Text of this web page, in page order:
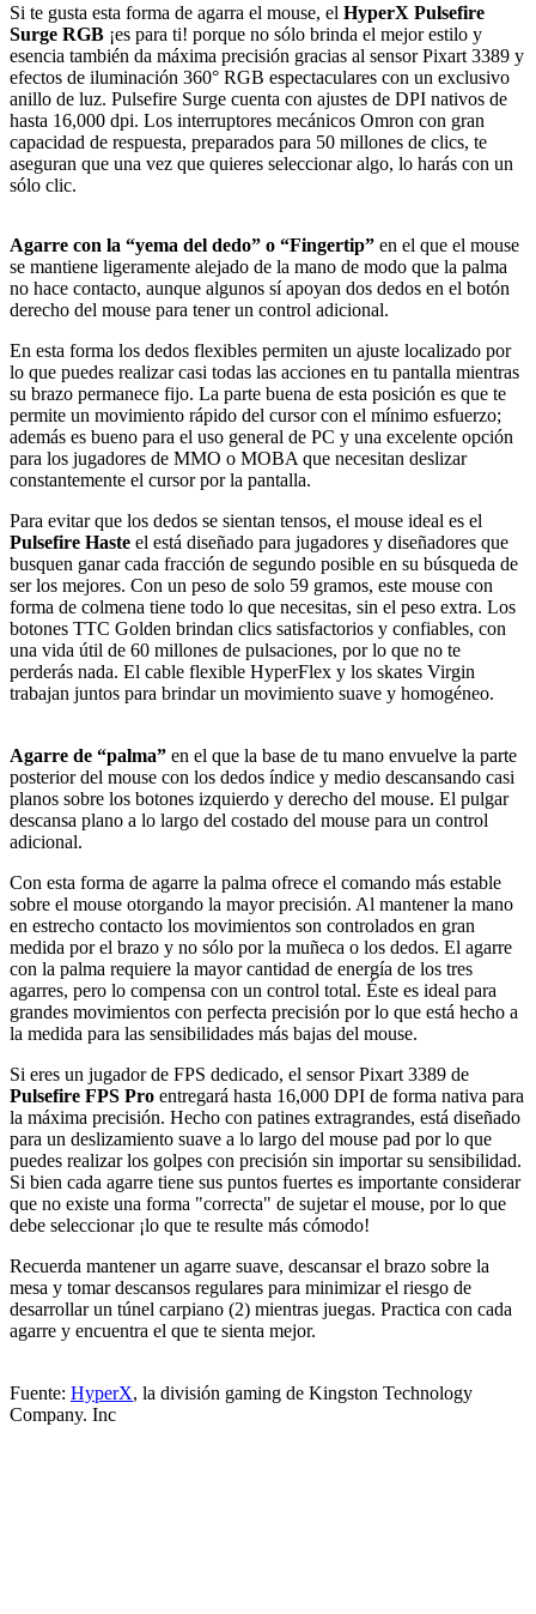
Si te gusta esta forma de agarra el mouse, el HyperX Pulsefire
Surge RGB ¡es para ti! porque no sólo brinda el mejor estilo y
esencia también da máxima precisión gracias al sensor Pixart 3389 y
efectos de iluminación 360° RGB espectaculares con un exclusivo
anillo de luz. Pulsefire Surge cuenta con ajustes de DPI nativos de
hasta 16,000 dpi. Los interruptores mecánicos Omron con gran
capacidad de respuesta, preparados para 50 millones de clics, te
aseguran que una vez que quieres seleccionar algo, lo harás con un
sólo clic.
Agarre con la “yema del dedo” o “Fingertip” en el que el mouse
se mantiene ligeramente alejado de la mano de modo que la palma
no hace contacto, aunque algunos sí apoyan dos dedos en el botón
derecho del mouse para tener un control adicional.
En esta forma los dedos flexibles permiten un ajuste localizado por
lo que puedes realizar casi todas las acciones en tu pantalla mientras
su brazo permanece fijo. La parte buena de esta posición es que te
permite un movimiento rápido del cursor con el mínimo esfuerzo;
además es bueno para el uso general de PC y una excelente opción
para los jugadores de MMO o MOBA que necesitan deslizar
constantemente el cursor por la pantalla.
Para evitar que los dedos se sientan tensos, el mouse ideal es el
Pulsefire Haste el está diseñado para jugadores y diseñadores que
busquen ganar cada fracción de segundo posible en su búsqueda de
ser los mejores. Con un peso de solo 59 gramos, este mouse con
forma de colmena tiene todo lo que necesitas, sin el peso extra. Los
botones TTC Golden brindan clics satisfactorios y confiables, con
una vida útil de 60 millones de pulsaciones, por lo que no te
perderás nada. El cable flexible HyperFlex y los skates Virgin
trabajan juntos para brindar un movimiento suave y homogéneo.
Agarre de “palma” en el que la base de tu mano envuelve la parte
posterior del mouse con los dedos índice y medio descansando casi
planos sobre los botones izquierdo y derecho del mouse. El pulgar
descansa plano a lo largo del costado del mouse para un control
adicional.
Con esta forma de agarre la palma ofrece el comando más estable
sobre el mouse otorgando la mayor precisión. Al mantener la mano
en estrecho contacto los movimientos son controlados en gran
medida por el brazo y no sólo por la muñeca o los dedos. El agarre
con la palma requiere la mayor cantidad de energía de los tres
agarres, pero lo compensa con un control total. Éste es ideal para
grandes movimientos con perfecta precisión por lo que está hecho a
la medida para las sensibilidades más bajas del mouse.
Si eres un jugador de FPS dedicado, el sensor Pixart 3389 de
Pulsefire FPS Pro entregará hasta 16,000 DPI de forma nativa para
la máxima precisión. Hecho con patines extragrandes, está diseñado
para un deslizamiento suave a lo largo del mouse pad por lo que
puedes realizar los golpes con precisión sin importar su sensibilidad.
Si bien cada agarre tiene sus puntos fuertes es importante considerar
que no existe una forma "correcta" de sujetar el mouse, por lo que
debe seleccionar ¡lo que te resulte más cómodo!
Recuerda mantener un agarre suave, descansar el brazo sobre la
mesa y tomar descansos regulares para minimizar el riesgo de
desarrollar un túnel carpiano (2) mientras juegas. Practica con cada
agarre y encuentra el que te sienta mejor.
Fuente: HyperX, la división gaming de Kingston Technology
Company. Inc